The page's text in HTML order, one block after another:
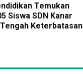
Temukan
Siswa SDN Kanar
Keterbatasan